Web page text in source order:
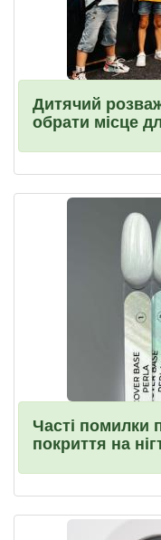
Дитячий
обрати місце
Часті помилки
покриття на